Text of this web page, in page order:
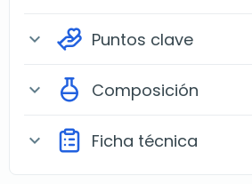
expand_more Puntos clave
expand_more Composición
expand_more Ficha técnica